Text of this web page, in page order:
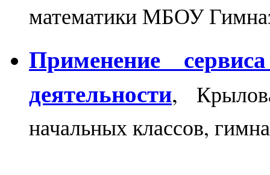
математики МБОУ
Применение
деятельности,
начальных классов,